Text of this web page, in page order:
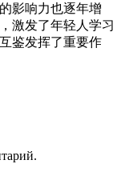
影响力也逐年增
激发了年轻人学习
鉴发挥了重要作